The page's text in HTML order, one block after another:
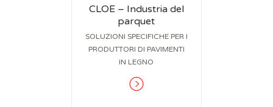
CLOE – Industria del
parquet
SOLUZIONI SPECIFICHE PER I
PRODUTTORI DI PAVIMENTI
IN LEGNO